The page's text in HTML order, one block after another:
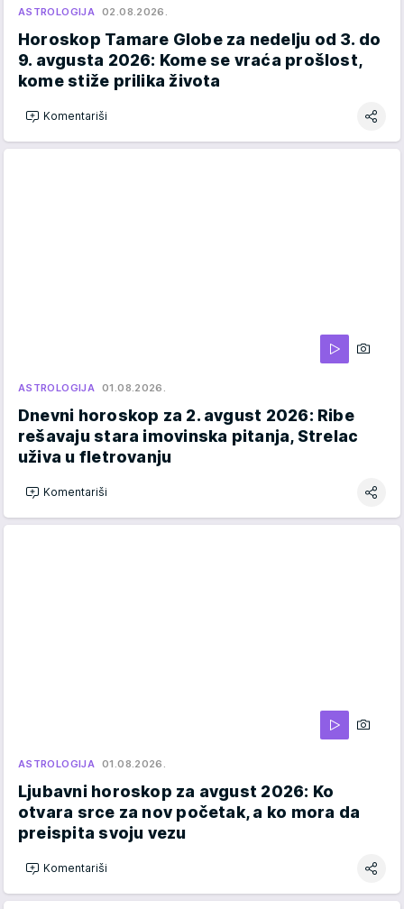
ASTROLOGIJA 02.08.2026.
Horoskop Tamare Globe za nedelju od 3. do
9. avgusta 2026: Kome se vraća prošlost,
kome stiže prilika života
Komentariši
ASTROLOGIJA 01.08.2026.
Dnevni horoskop za 2. avgust 2026: Ribe
rešavaju stara imovinska pitanja, Strelac
uživa u fletrovanju
Komentariši
ASTROLOGIJA 01.08.2026.
Ljubavni horoskop za avgust 2026: Ko
otvara srce za nov početak, a ko mora da
preispita svoju vezu
Komentariši